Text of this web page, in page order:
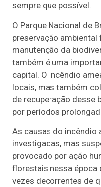
sempre que possível.
O Parque Nacional de
preservação ambiental
manutenção da
também é uma
capital. O incêndio
locais, mas também
de recuperação desse
por períodos
As causas do incêndio
investigadas, mas
provocado por ação
florestais nessa época
vezes decorrentes de